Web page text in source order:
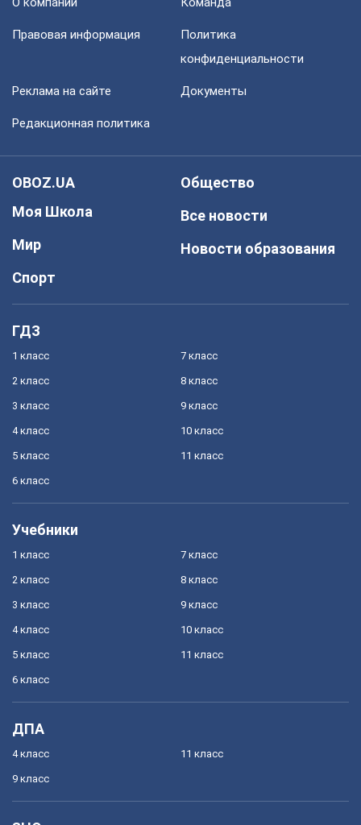
Правовая информация
Политика
конфиденциальности
Реклама на сайте Документы
Редакционная политика
OBOZ.UA
Моя Школа
Мир
Спорт
Общество
Все новости
Новости образования
ГДЗ
1 класс
2 класс
3 класс
4 класс
5 класс
6 класс
7 класс
8 класс
9 класс
10 класс
11 класс
Учебники
1 класс
2 класс
3 класс
4 класс
5 класс
6 класс
7 класс
8 класс
9 класс
10 класс
11 класс
ДПА
4 класс
9 класс
11 класс